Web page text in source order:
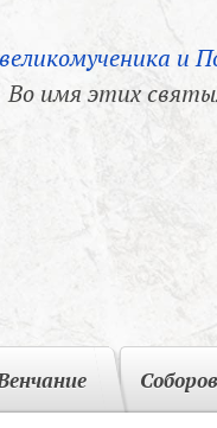
великомученика и
Во имя этих